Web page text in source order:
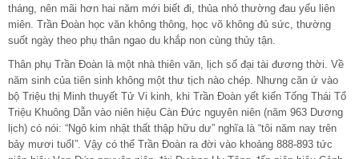
tháng, nên mãi hơn hai năm mới biết đi, thủa nhỏ thường đau yếu liên
miên. Trần Đoàn học văn không thông, học võ không đủ sức, thường
suốt ngày theo phụ thân ngao du khắp non cùng thủy tận.
Thân phụ Trần Đoàn là một nhà thiên văn, lịch số đại tài đương thời. Về
năm sinh của tiên sinh không một thư tịch nào chép. Nhưng căn ứ vào
bộ Triệu thị Minh thuyết Tử Vi kinh, khi Trần Đoàn yết kiến Tống Thái Tổ
Triệu Khuông Dẫn vào niên hiệu Càn Đức nguyên niên (năm 963 Dương
lịch) có nói: “Ngô kim nhật thất thập hữu dư” nghĩa là “tôi năm nay trên
bảy mươi tuổI”. Vậy có thể Trần Đoàn ra đời vào khoảng 888-893 tức